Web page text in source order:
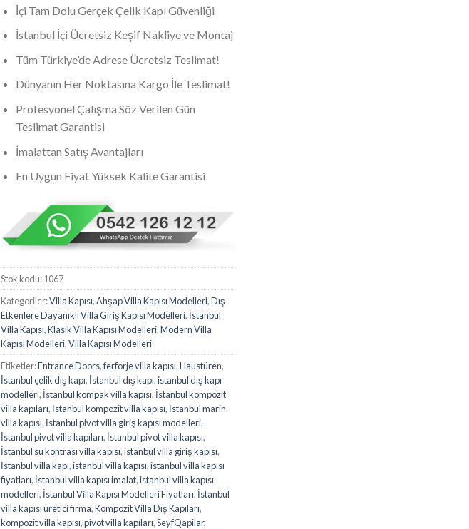
İçi Tam Dolu Gerçek Çelik Kapı Güvenliği
İstanbul İçi Ücretsiz Keşif Nakliye ve Montaj
Tüm Türkiye’de Adrese Ücretsiz Teslimat!
Dünyanın Her Noktasına Kargo İle Teslimat!
Profesyonel Çalışma Söz Verilen Gün
Teslimat Garantisi
İmalattan Satış Avantajları
En Uygun Fiyat Yüksek Kalite Garantisi
Stok kodu:1067
Kategoriler:Villa Kapısı,Ahşap Villa Kapısı Modelleri,Dış
Etkenlere Dayanıklı Villa Giriş Kapısı Modelleri, İstanbul
Villa Kapısı,Klasik Villa Kapısı Modelleri,Modern Villa
Kapısı Modelleri,Villa Kapısı Modelleri
Etiketler:Entrance Doors,ferforje villa kapısı,Haustüren,
İstanbul çelik dış kapı, İstanbul dış kapı,istanbul dış kapı
modelleri, İstanbul kompak villa kapısı, İstanbul kompozit
villa kapıları, İstanbul kompozit villa kapısı, İstanbul marin
villa kapısı, İstanbul pivot villa giriş kapısı modelleri,
İstanbul pivot villa kapıları, İstanbul pivot villa kapısı,
İstanbul su kontrası villa kapısı,istanbul villa giriş kapısı,
İstanbul villa kapı,istanbul villa kapısı,istanbul villa kapısı
fiyatları, İstanbul villa kapısı imalat,istanbul villa kapısı
modelleri, İstanbul Villa Kapısı Modelleri Fiyatları, İstanbul
villa kapısı üretici firma,Kompozit Villa Dış Kapıları,
kompozit villa kapısı,pivot villa kapıları,SeyfQapilar,